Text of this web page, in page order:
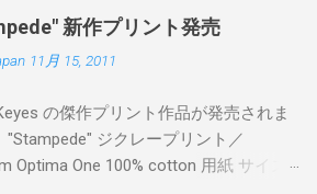
新作プリント発売
11月 15, 2011
の傑作プリント作品が発売されま
"Stampede" ジクレープリント／
Optima One 100% cotton 用紙 サイズ: